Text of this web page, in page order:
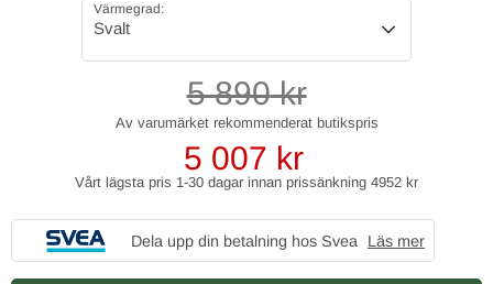
Värmegrad:
Svalt
5 890kr
5 007 kr
Vårt lägsta pris 1-30 dagar innan prissänkning 4952 kr
Dela upp din betalning hos Svea Läs mer